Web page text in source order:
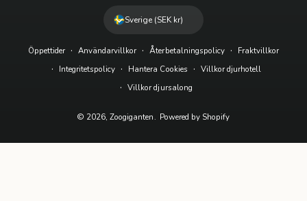
© 2026,Zoogiganten. Powered by Shopify
Öppettider Användarvillkor Återbetalningspolicy
Fraktvillkor
Integritetspolicy
Hantera Cookies
Villkor djurhotell
Villkor djursalong
a
e
b
o
n
t
a
g
m
Sverige (SEK kr)